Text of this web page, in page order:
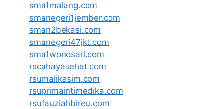
sma1malang.com
smanegeri1jember.com
sman2bekasi.com
smanegeri47jkt.com
sma1wonosari.com
rscahayasehat.com
rsumalikasim.com
rsuprimaintimedika.com
rsufauziahbireu.com